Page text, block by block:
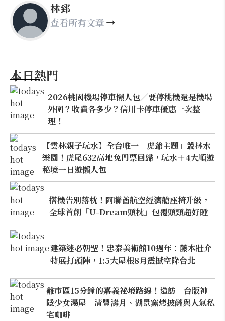
林郅
查看所有文章
本日熱門
2026桃園機場停車懶人包／要停桃機還是機場
外圍？收費各多少？信用卡停車優惠一次整
理！
【雲林親子玩水】全台唯一「虎爺主題」叢林水
樂園！虎尾632高地免門票回歸，玩水＋4大順遊
秘境一日遊懶人包
搭機告別落枕！阿聯酋航空經濟艙座椅升級，
全球首創「U-Dream頭枕」包覆頭頸超好睡
建築迷必朝聖！忠泰美術館10週年：藤本壯介
特展打頭陣，1:5大屋根8月震撼空降台北
離市區15分鐘的嘉義祕境路線！造訪「台版神
隱少女湯屋」清豐濤月、湖景窯烤披薩與人氣私
宅咖啡